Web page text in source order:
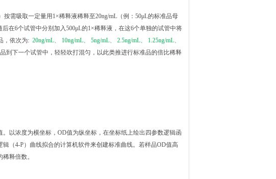
按需吸取一定量用1×稀释液稀释至20ng/mL（例：50μL的标准品母
在6个试管中分别加入500μL的1×稀释液，在这6个单独的试管中将
，依次为: 20ng/mL、 10ng/mL、 5ng/mL、 2.5ng/mL、 1.25ng/mL、
到下一个试管中，轻轻吹打混匀，以此类推进行标准品的倍比稀释
以浓度为横坐标，OD值为纵坐标，在坐标纸上绘出四参数逻辑函
（4-P）曲线拟合的计算机软件来创建标准曲线。若样品OD值高
释倍数。